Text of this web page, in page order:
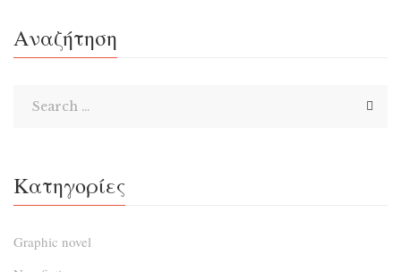
Αναζήτηση
Κατηγορίες
Graphic novel